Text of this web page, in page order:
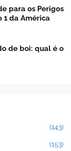
para os Perigos
1 da América
de boi: qual é o
(143)
(153)